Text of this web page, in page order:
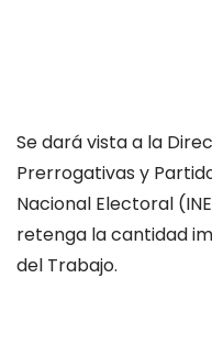
Se dará vista a la
Prerrogativas y
Nacional Electoral
retenga la cantidad
del Trabajo.